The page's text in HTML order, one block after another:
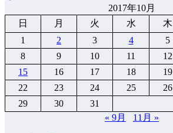
2017年10月
日
月 火 水 木
1
2 3 4 5
8
9 10 11 12
15
16 17 18 19
22
23 24 25 26
29
30
31
« 9月
11月 »